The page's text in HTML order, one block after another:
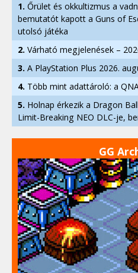
1. Őrület és okkultizmus a
bemutatót kapott a Guns of
utolsó játéka
2. Várható megjelenések –
3. A PlayStation Plus 2026.
4. Több mint adattároló: a
5. Holnap érkezik a Dragon
Limit-Breaking NEO DLC-je,
GG